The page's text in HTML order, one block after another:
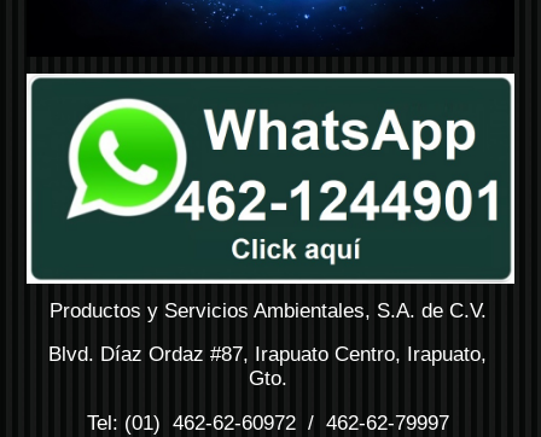
Productos y Servicios Ambientales, S.A. de C.V.
Blvd. Díaz Ordaz #87, Irapuato Centro, Irapuato,
Gto.
Tel: (01) 462-62-60972 / 462-62-79997